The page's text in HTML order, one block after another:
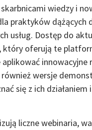
wiedzy i
praktyków dążących
usług. Dostęp do
który oferują te
innowacyjne
wersje
się z ich
liczne webinaria,